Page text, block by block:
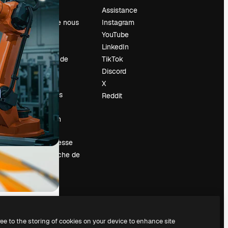
Prix
À propos de nous
Avis
Carrières
Tendances de
recherche
Événements
Slidesgo
Vendre mon
contenu
Salle de presse
À la recherche de
magnific.ai
Assistance
Instagram
YouTube
LinkedIn
TikTok
Discord
X
Reddit
to the storing of cookies on your device to enhance site